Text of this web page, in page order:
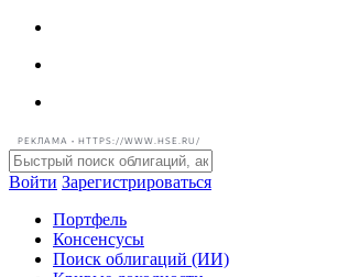
РЕКЛАМА • HTTPS://WWW.HSE.RU/
Войти Зарегистрироваться